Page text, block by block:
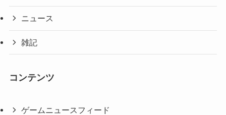
ニュース
雑記
コンテンツ
ゲームニュースフィード